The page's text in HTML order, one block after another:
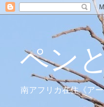
ペン
南アフリカ在住《ア